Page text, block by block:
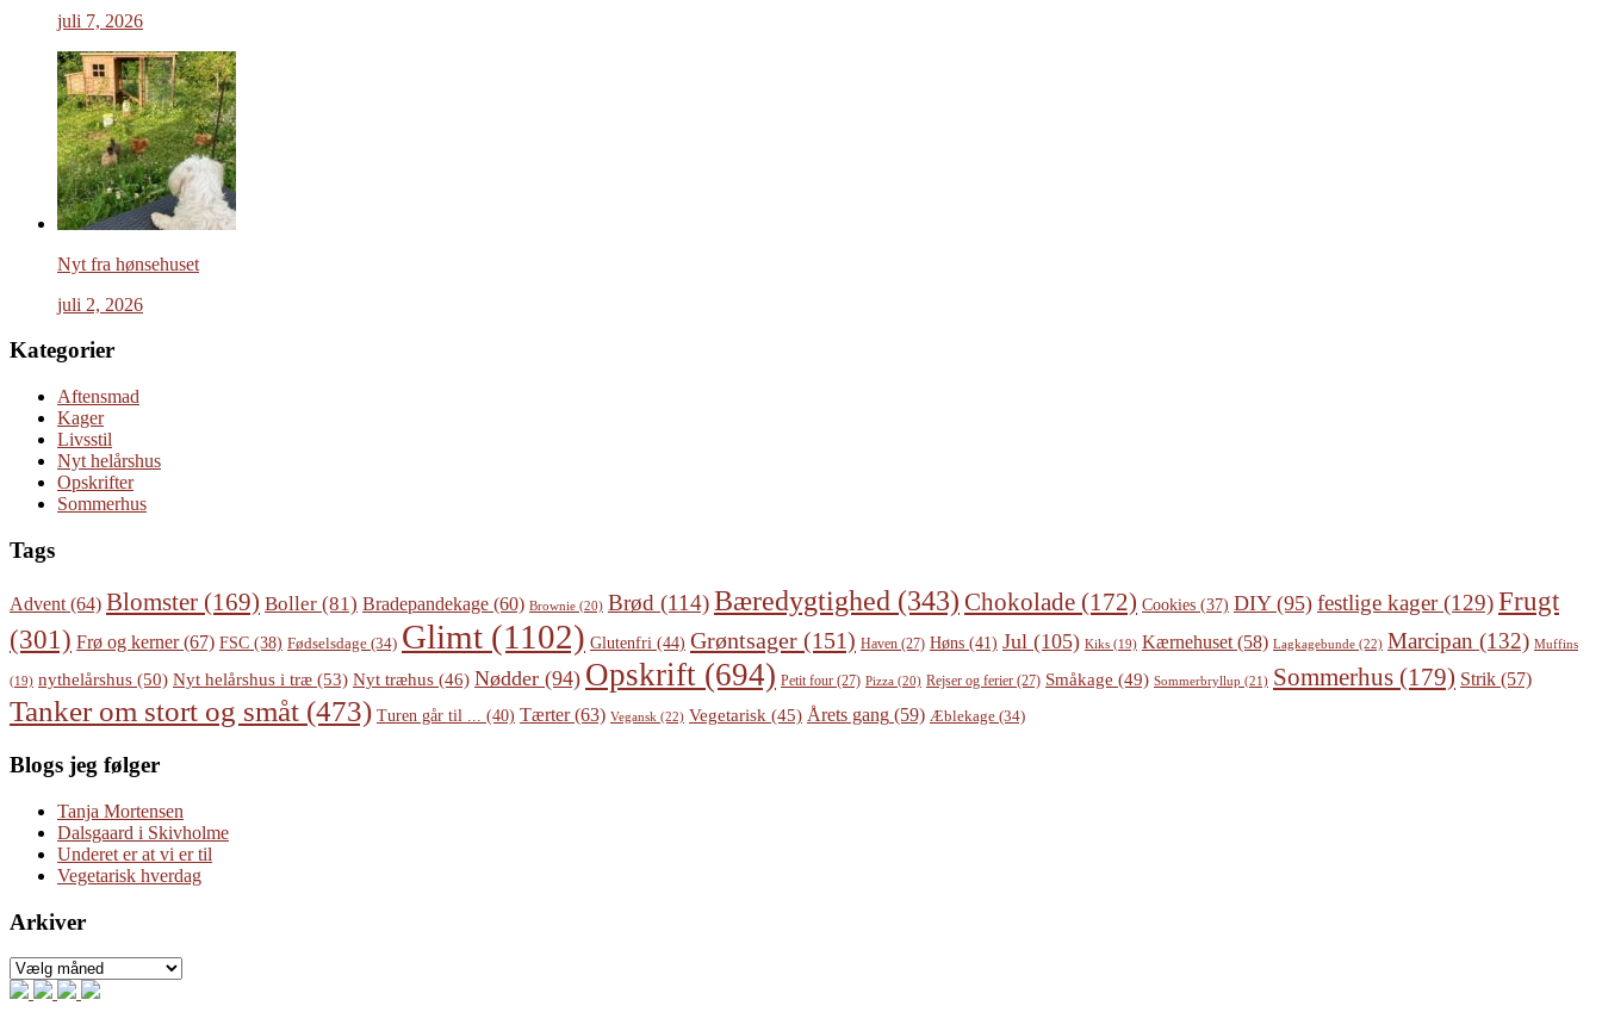
juli 7, 2026
Nyt fra hønsehuset
juli 2, 2026
Kategorier
Aftensmad
Kager
Livsstil
Nyt helårshus
Opskrifter
Sommerhus
Tags
Advent (64) Blomster (169) Boller (81) Bradepandekage (60) Brownie (20) Brød (114)Bæredygtighed (343) Chokolade (172) Cookies (37) DIY(95) festlige kager(129)Frugt
(301) Frø og kerner(67) FSC (38) Fødselsdage (34) Glimt (1102) Glutenfri (44) Grøntsager (151) Haven (27) Høns (41) Jul (105) Kiks (19) Kærnehuset (58) Lagkagebunde (22) Marcipan (132) Muffins
(19) nythelårshus (50) Nyt helårshus i træ (53) Nyt træhus (46) Nødder (94) Opskrift (694) Petit four (27) Pizza (20) Rejser og ferier (27) Småkage (49) Sommerbryllup (21) Sommerhus (179) Strik (57)
Tanker om stort og småt (473) Turen går til ... (40) Tærter(63) Vegansk (22) Vegetarisk (45) Årets gang (59) Æblekage (34)
Blogs jeg følger
Tanja Mortensen
Dalsgaard i Skivholme
Underet er at vi er til
Vegetarisk hverdag
Arkiver
Arkiver